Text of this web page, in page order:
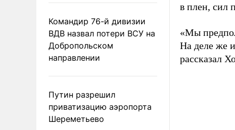
Командир 76-й дивизии
ВДВ назвал потери ВСУ на
Добропольском
направлении
Путин разрешил
приватизацию аэропорта
Шереметьево
в плен, сил
«Мы
На деле же
рассказал